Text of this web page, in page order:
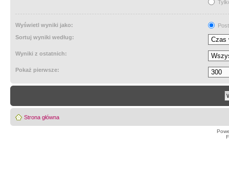
Wyświetl wyniki jako:
Sortuj wyniki według:
Wyniki z ostatnich:
Pokaż pierwsze:
Strona główna